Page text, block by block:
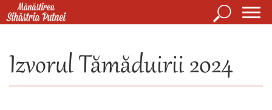
Mergi la conţinutul principal
Căutare
Izvorul Tămăduirii 2024